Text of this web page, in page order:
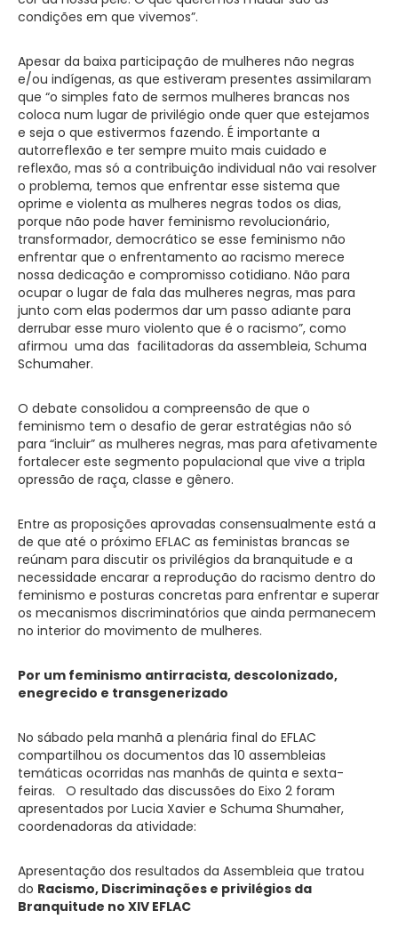
condições em que vivemos”.
Apesar da baixa participação de mulheres não negras
e/ou indígenas, as que estiveram presentes assimilaram
que “o simples fato de sermos mulheres brancas nos
coloca num lugar de privilégio onde quer que estejamos
e seja o que estivermos fazendo. É importante a
autorreflexão e ter sempre muito mais cuidado e
reflexão, mas só a contribuição individual não vai resolver
o problema, temos que enfrentar esse sistema que
oprime e violenta as mulheres negras todos os dias,
porque não pode haver feminismo revolucionário,
transformador, democrático se esse feminismo não
enfrentar que o enfrentamento ao racismo merece
nossa dedicação e compromisso cotidiano. Não para
ocupar o lugar de fala das mulheres negras, mas para
junto com elas podermos dar um passo adiante para
derrubar esse muro violento que é o racismo”, como
afirmou uma das facilitadoras da assembleia, Schuma
Schumaher.
O debate consolidou a compreensão de que o
feminismo tem o desafio de gerar estratégias não só
para “incluir” as mulheres negras, mas para afetivamente
fortalecer este segmento populacional que vive a tripla
opressão de raça, classe e gênero.
Entre as proposições aprovadas consensualmente está a
de que até o próximo EFLAC as feministas brancas se
reúnam para discutir os privilégios da branquitude e a
necessidade encarar a reprodução do racismo dentro do
feminismo e posturas concretas para enfrentar e superar
os mecanismos discriminatórios que ainda permanecem
no interior do movimento de mulheres.
Por um feminismo antirracista, descolonizado,
enegrecido e transgenerizado
No sábado pela manhã a plenária final do EFLAC
compartilhou os documentos das 10 assembleias
temáticas ocorridas nas manhãs de quinta e sexta-
feiras. O resultado das discussões do Eixo 2 foram
apresentados por Lucia Xavier e Schuma Shumaher,
coordenadoras da atividade:
Apresentação dos resultados da Assembleia que tratou
do Racismo, Discriminações e privilégios da
Branquitude no XIV EFLAC